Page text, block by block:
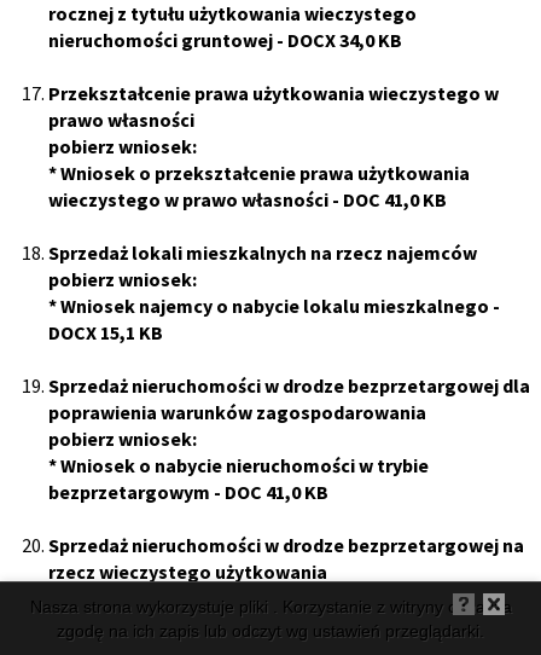
rocznej z tytułu użytkowania wieczystego
nieruchomości gruntowej - DOCX 34,0 KB
Przekształcenie prawa użytkowania wieczystego w
prawo własności
pobierz wniosek:
*Wniosek o przekształcenie prawa użytkowania
wieczystego w prawo własności - DOC 41,0 KB
Sprzedaż lokali mieszkalnych na rzecz najemców
pobierz wniosek:
*Wniosek najemcy o nabycie lokalu mieszkalnego -
DOCX 15,1 KB
Sprzedaż nieruchomości w drodze bezprzetargowej dla
poprawienia warunków zagospodarowania
pobierz wniosek:
*Wniosek o nabycie nieruchomości w trybie
bezprzetargowym - DOC 41,0 KB
Sprzedaż nieruchomości w drodze bezprzetargowej na
rzecz wieczystego użytkowania
pobierz wniosek:
*Wniosek o sprzedaż prawa własności nieruchomości
Nasza strona wykorzystuje pliki . Korzystanie z witryny oznacza
zgodę na ich zapis lub odczyt wg ustawień przeglądarki.